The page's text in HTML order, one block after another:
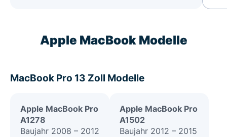
Apple MacBook Modelle
MacBook Pro 13 Zoll Modelle
Apple MacBook Pro
A1278
Baujahr 2008 – 2012
Apple MacBook Pro
A1502
Baujahr 2012 – 2015